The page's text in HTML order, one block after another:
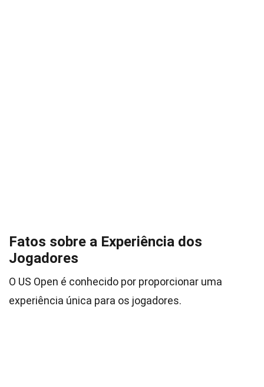
Fatos sobre a Experiência dos
Jogadores
O US Open é conhecido por proporcionar uma
experiência única para os jogadores.